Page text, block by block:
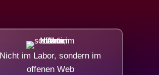
Nicht im Labor, sondern im
offenen Web